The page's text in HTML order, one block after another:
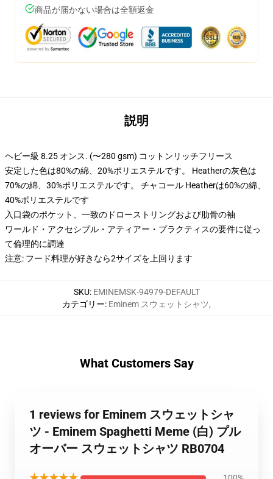
商品が届かない場合は全額返金
説明
ヘビー級 8.25 オンス. (〜280 gsm) コットンリッチフリース
安定した色は80%の綿、20%ポリエステルです。 Heatherの灰色は
70%の綿、30%ポリエステルです。 チャコール Heatherは60%の綿、
40%ポリエステルです
入口袋のポケット、一致のドローストリングおよび肋骨の袖
ワールド・アクセシブル・アティアー・プラクティスの要件に従っ
て倫理的に調達
注意: フード料理が好きなら2サイズを上回ります
SKU: EMINEMSK-94979-DEFAULT
カテゴリー: Eminem スウェットシャツ,
What Customers Say
1 reviews for Eminem スウェットシャ
ツ - Eminem Spaghetti Meme (白) プル
オーバー スウェットシャツ RB0704